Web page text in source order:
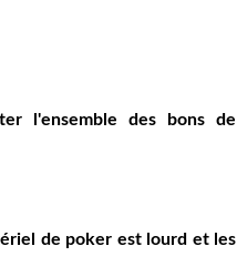
l'ensemble des bons de
de poker est lourd et les